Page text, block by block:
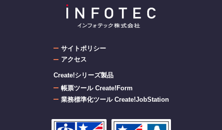
サイトポリシー
アクセス
Create!シリーズ製品
帳票ツール Create!Form
業務標準化ツール Create!JobStation